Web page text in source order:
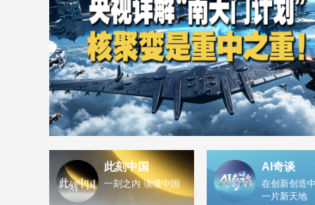
此刻中国
一刻之内 读懂中国
AI奇谈
在创新创造
一片新天地